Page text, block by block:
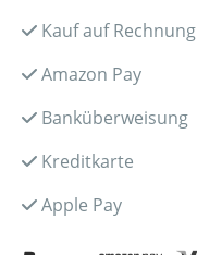
Kauf auf Rechnung
Amazon Pay
Banküberweisung
Kreditkarte
Apple Pay